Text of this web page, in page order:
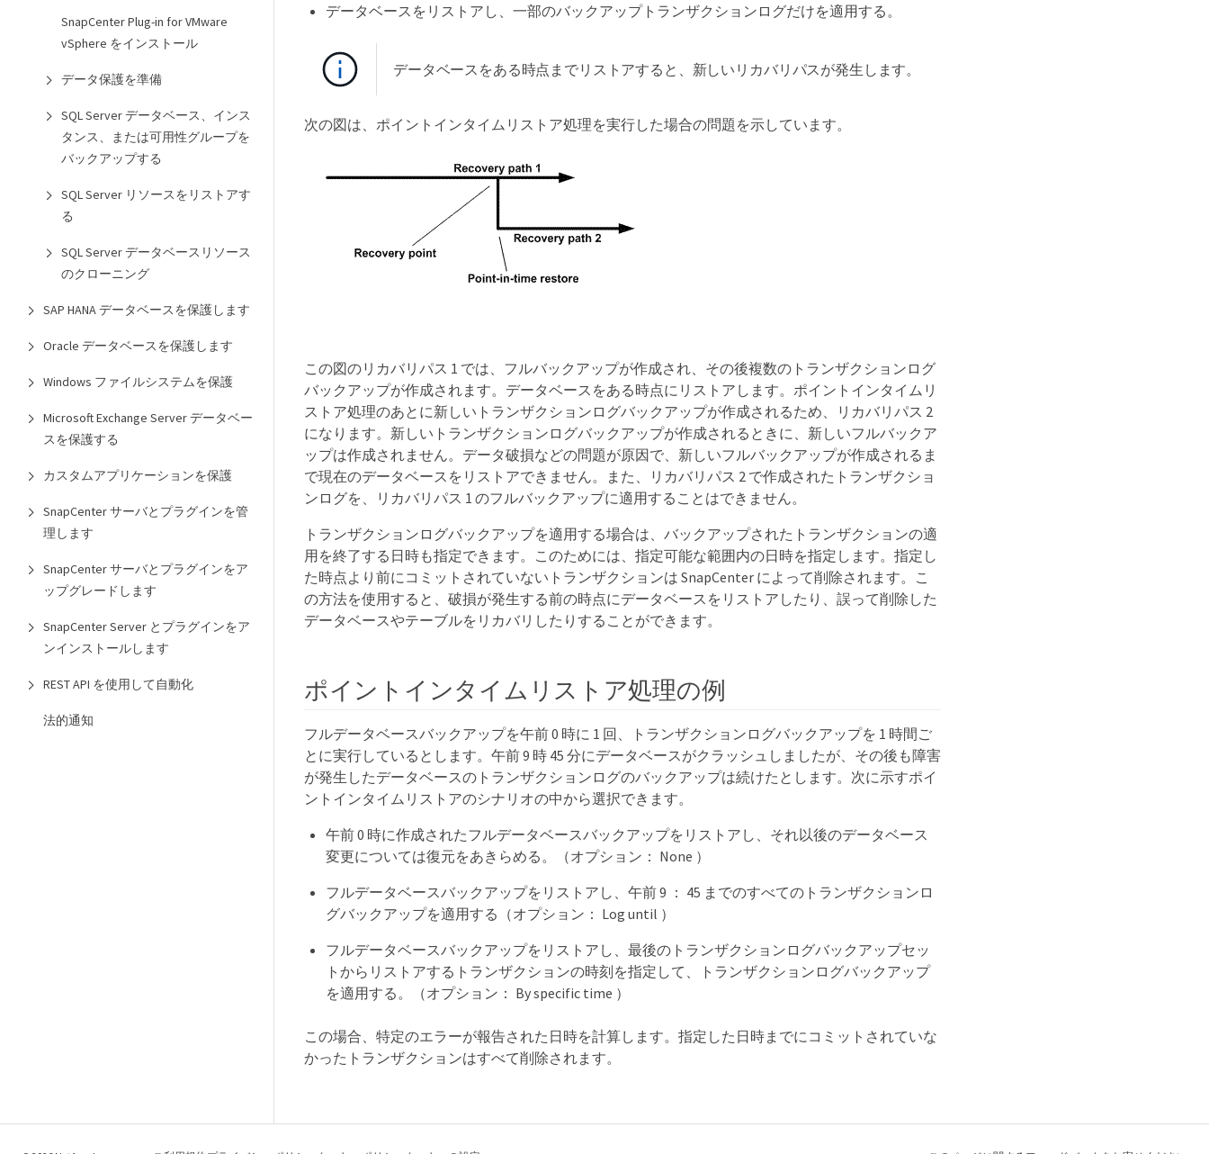
SnapCenter Plug-in for VMware
vSphere をインストール
データ保護を準備
SQL Server データベース、インス
タンス、または可用性グループを
バックアップする
SQL Server リソースをリストアす
る
SQL Server データベースリソース
のクローニング
SAP HANA データベースを保護します
Oracle データベースを保護します
Windows ファイルシステムを保護
Microsoft Exchange Server データベー
スを保護する
カスタムアプリケーションを保護
SnapCenter サーバとプラグインを管
理します
SnapCenter サーバとプラグインをア
ップグレードします
SnapCenter Server とプラグインをア
ンインストールします
REST API を使用して自動化
法的通知
データベースをリストアし、一部のバックアップトランザクションログだけを適用する。
データベースをある時点までリストアすると、新しいリカバリパスが発生します。
次の図は、ポイントインタイムリストア処理を実行した場合の問題を示しています。
この図のリカバリパス 1 では、フルバックアップが作成され、その後複数のトランザクションログ
バックアップが作成されます。データベースをある時点にリストアします。ポイントインタイムリ
ストア処理のあとに新しいトランザクションログバックアップが作成されるため、リカバリパス 2
になります。新しいトランザクションログバックアップが作成されるときに、新しいフルバックア
ップは作成されません。データ破損などの問題が原因で、新しいフルバックアップが作成されるま
で現在のデータベースをリストアできません。また、リカバリパス 2 で作成されたトランザクショ
ンログを、リカバリパス 1 のフルバックアップに適用することはできません。
トランザクションログバックアップを適用する場合は、バックアップされたトランザクションの適
用を終了する日時も指定できます。このためには、指定可能な範囲内の日時を指定します。指定し
た時点より前にコミットされていないトランザクションは SnapCenter によって削除されます。こ
の方法を使用すると、破損が発生する前の時点にデータベースをリストアしたり、誤って削除した
データベースやテーブルをリカバリしたりすることができます。
ポイントインタイムリストア処理の例
フルデータベースバックアップを午前 0 時に 1 回、トランザクションログバックアップを 1 時間ご
とに実行しているとします。午前 9 時 45 分にデータベースがクラッシュしましたが、その後も障害
が発生したデータベースのトランザクションログのバックアップは続けたとします。次に示すポイ
ントインタイムリストアのシナリオの中から選択できます。
午前 0 時に作成されたフルデータベースバックアップをリストアし、それ以後のデータベース
変更については復元をあきらめる。（オプション： None ）
フルデータベースバックアップをリストアし、午前 9 ： 45 までのすべてのトランザクションロ
グバックアップを適用する（オプション： Log until ）
フルデータベースバックアップをリストアし、最後のトランザクションログバックアップセッ
トからリストアするトランザクションの時刻を指定して、トランザクションログバックアップ
を適用する。（オプション： By specific time ）
この場合、特定のエラーが報告された日時を計算します。指定した日時までにコミットされていな
かったトランザクションはすべて削除されます。